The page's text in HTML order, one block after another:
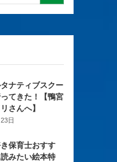
ナティブスクー
てきた！【鴨宮
さんへ】
日
き保育士おすす
みたい絵本特